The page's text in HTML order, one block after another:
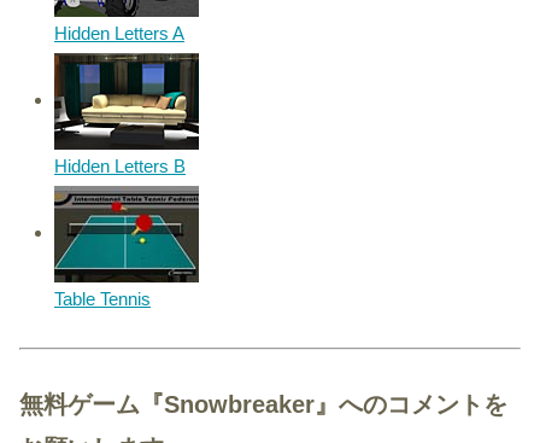
Hidden Letters A
Hidden Letters B
Table Tennis
無料ゲーム『Snowbreaker』へのコメントを